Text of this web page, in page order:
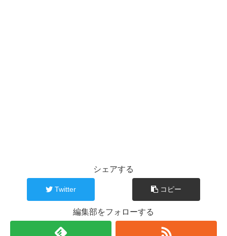
シェアする
Twitter コピー
編集部をフォローする